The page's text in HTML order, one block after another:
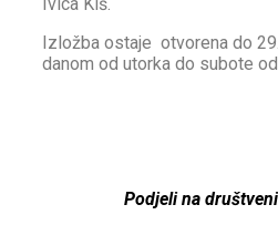
Izložba ostaje otvorena do
danom od utorka do subote
Podjeli na